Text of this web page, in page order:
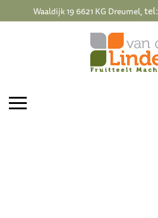
Waaldijk 19 6621 KG Dreumel, tel: